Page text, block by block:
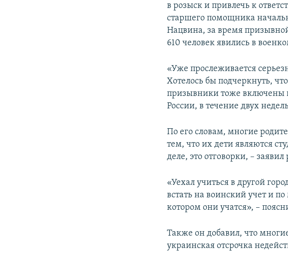
в розыск и привлечь к
старшего помощника
Нацвина, за время
610 человек явились в
«Уже прослеживается
Хотелось бы подчеркнуть,
призывники тоже включены
России, в течение двух
По его словам, многие
тем, что их дети являются
деле, это отговорки, –
«Уехал учиться в другой
встать на воинский учет и
котором они учатся», –
Также он добавил, что
украинская отсрочка